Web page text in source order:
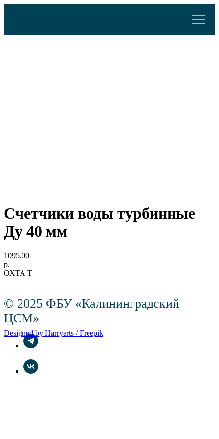
Счетчики воды турбинные
Ду 40 мм
1095,00
р.
ОХТА Т
© 2025 ФБУ «Калининградский
ЦСМ»
Designed by Harryarts / Freepik